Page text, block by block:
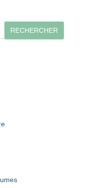
RECHERCHER